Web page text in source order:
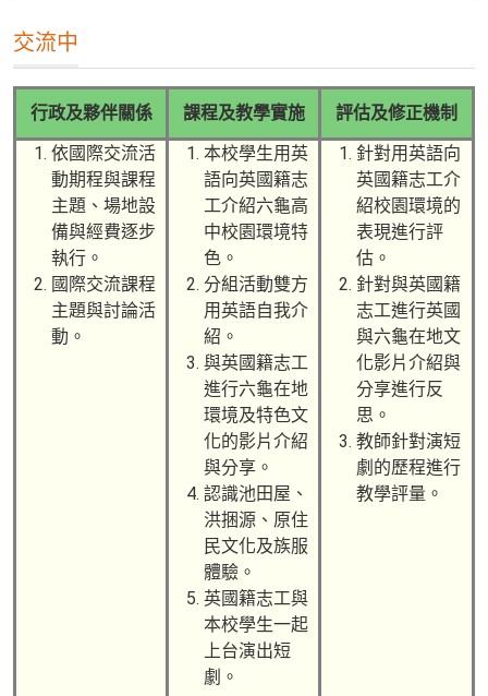
交流中
行政及夥伴關係 課程及教學實施
評估及修正機制
依國際交流活
動期程與課程
主題、場地設
備與經費逐步
執行。
國際交流課程
主題與討論活
動。
本校學生用英
語向英國籍志
工介紹六龜高
中校園環境特
色。
分組活動雙方
用英語自我介
紹。
與英國籍志工
進行六龜在地
環境及特色文
化的影片介紹
與分享。
認識池田屋、
洪捆源、原住
民文化及族服
體驗。
英國籍志工與
本校學生一起
上台演出短
劇。
針對用英語向
英國籍志工介
紹校園環境的
表現進行評
估。
針對與英國籍
志工進行英國
與六龜在地文
化影片介紹與
分享進行反
思。
教師針對演短
劇的歷程進行
教學評量。